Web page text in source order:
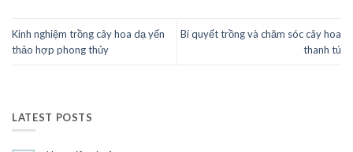
Kinh nghiệm trồng cây hoa dạ yến
thảo hợp phong thủy
Bí quyết trồng và chăm sóc cây hoa
thanh tú
LATEST POSTS